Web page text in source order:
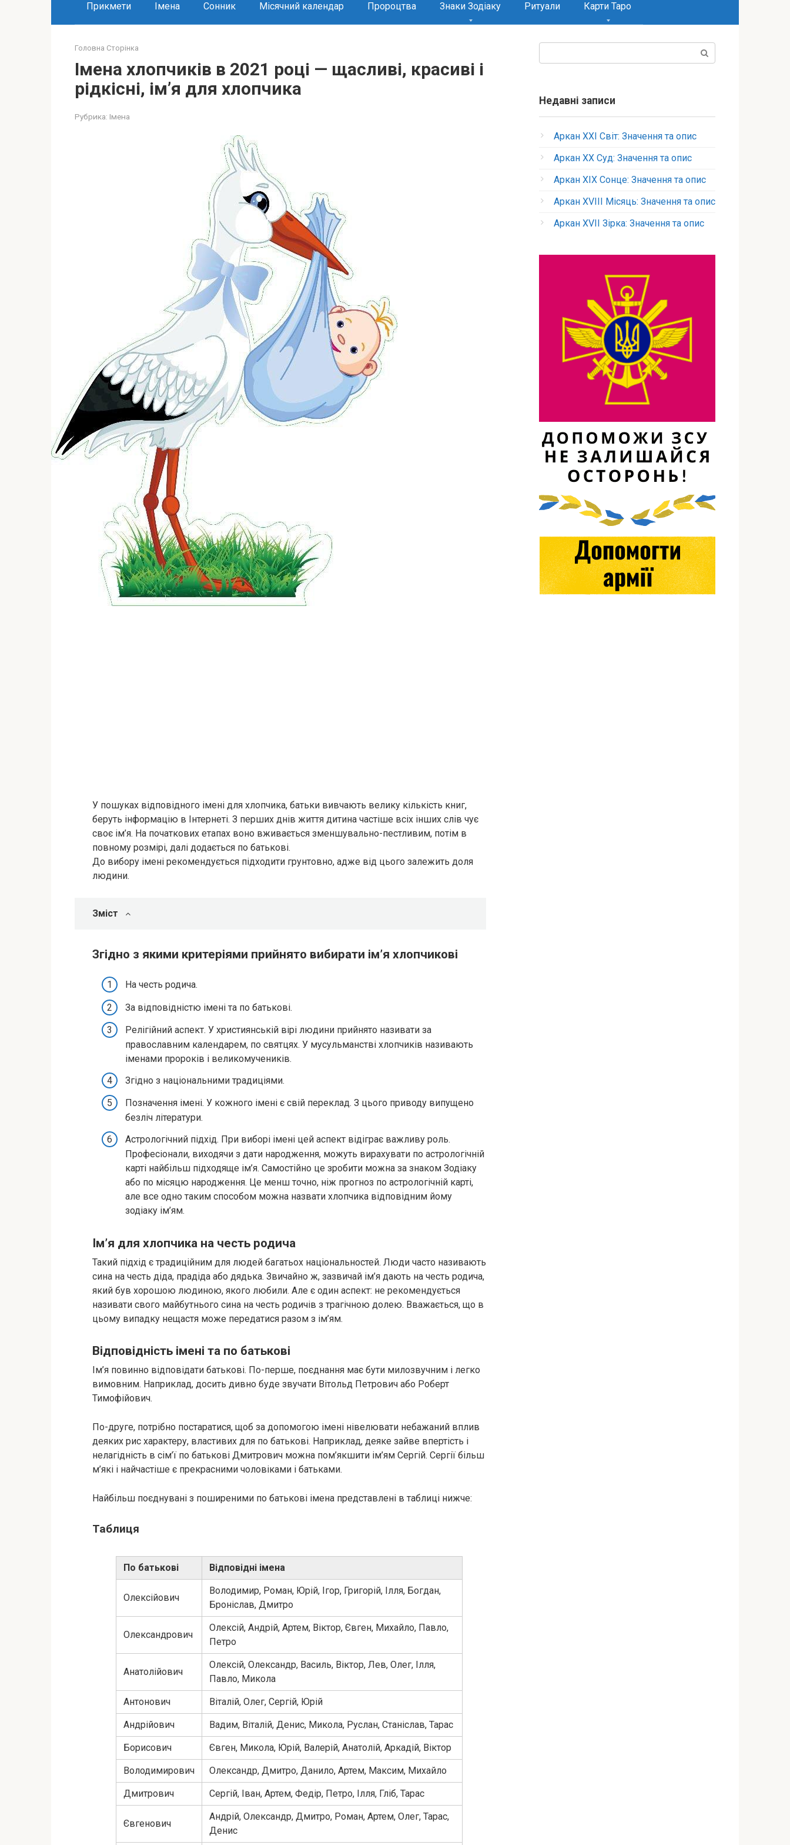
Прикмети Імена Сонник Місячний календар Пророцтва Знаки Зодіаку Ритуали Карти Таро
Головна Сторінка
Імена хлопчиків в 2021 році — щасливі, красиві і
рідкісні, ім’я для хлопчика
Рубрика: Імена
У пошуках відповідного імені для хлопчика, батьки вивчають велику кількість книг,
беруть інформацію в Інтернеті. З перших днів життя дитина частіше всіх інших слів чує
своє ім’я. На початкових етапах воно вживається зменшувально-пестливим, потім в
повному розмірі, далі додається по батькові.
До вибору імені рекомендується підходити грунтовно, адже від цього залежить доля
людини.
Зміст
Згідно з якими критеріями прийнято вибирати ім’я хлопчикові
На честь родича.
За відповідністю імені та по батькові.
Релігійний аспект. У християнській вірі людини прийнято називати за
православним календарем, по святцях. У мусульманстві хлопчиків називають
іменами пророків і великомучеників.
Згідно з національними традиціями.
Позначення імені. У кожного імені є свій переклад. З цього приводу випущено
безліч літератури.
Астрологічний підхід. При виборі імені цей аспект відіграє важливу роль.
Професіонали, виходячи з дати народження, можуть вирахувати по астрологічній
карті найбільш підходяще ім’я. Самостійно це зробити можна за знаком Зодіаку
або по місяцю народження. Це менш точно, ніж прогноз по астрологічній карті,
але все одно таким способом можна назвати хлопчика відповідним йому
зодіаку ім’ям.
Ім’я для хлопчика на честь родича
Такий підхід є традиційним для людей багатьох національностей. Люди часто називають
сина на честь діда, прадіда або дядька. Звичайно ж, зазвичай ім’я дають на честь родича,
який був хорошою людиною, якого любили. Але є один аспект: не рекомендується
називати свого майбутнього сина на честь родичів з трагічною долею. Вважається, що в
цьому випадку нещастя може передатися разом з ім’ям.
Відповідність імені та по батькові
Ім’я повинно відповідати батькові. По-перше, поєднання має бути милозвучним і легко
вимовним. Наприклад, досить дивно буде звучати Вітольд Петрович або Роберт
Тимофійович.
По-друге, потрібно постаратися, щоб за допомогою імені нівелювати небажаний вплив
деяких рис характеру, властивих для по батькові. Наприклад, деяке зайве впертість і
нелагідність в сім’ї по батькові Дмитрович можна пом’якшити ім’ям Сергій. Сергії більш
м’які і найчастіше є прекрасними чоловіками і батьками.
Найбільш поєднувані з поширеними по батькові імена представлені в таблиці нижче:
Таблиця
По батькові Відповідні імена
Олексійович
Володимир, Роман, Юрій, Ігор, Григорій, Ілля, Богдан,
Броніслав, Дмитро
Олександрович
Олексій, Андрій, Артем, Віктор, Євген, Михайло, Павло,
Петро
Анатолійович
Олексій, Олександр, Василь, Віктор, Лев, Олег, Ілля,
Павло, Микола
Антонович Віталій, Олег, Сергій, Юрій
Андрійович Вадим, Віталій, Денис, Микола, Руслан, Станіслав, Тарас
Борисович Євген, Микола, Юрій, Валерій, Анатолій, Аркадій, Віктор
Володимирович Олександр, Дмитро, Данило, Артем, Максим, Михайло
Дмитрович Сергій, Іван, Артем, Федір, Петро, Ілля, Гліб, Тарас
Євгенович
Андрій, Олександр, Дмитро, Роман, Артем, Олег, Тарас,
Денис
Недавні записи
Аркан XXI Світ: Значення та опис
Аркан XX Суд: Значення та опис
Аркан XIX Сонце: Значення та опис
Аркан XVIII Місяць: Значення та опис
Аркан XVII Зірка: Значення та опис